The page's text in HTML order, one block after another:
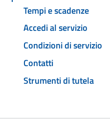
Tempi e scadenze
Accedi al servizio
Condizioni di servizio
Contatti
Strumenti di tutela